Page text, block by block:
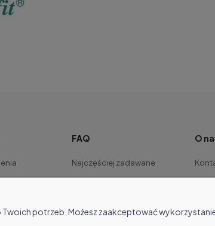
FAQ
Najczęściej zadawane
pytania
O
O
potrzeb. Możesz zaakceptować